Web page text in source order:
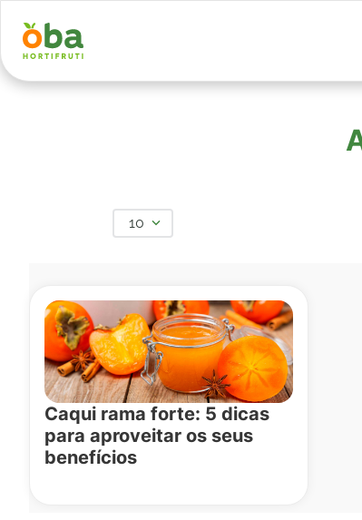
10
Caqui rama forte: 5 dicas
para aproveitar os seus
benefícios